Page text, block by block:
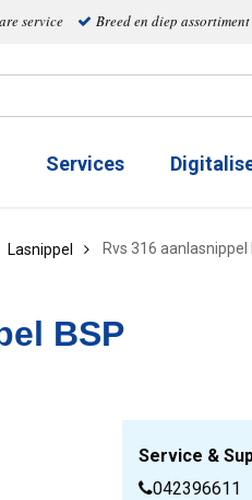
service Breed en diep assortiment
Services
Lasnippel Rvs 316 aanlasnippel
BSP
Service &
042396611